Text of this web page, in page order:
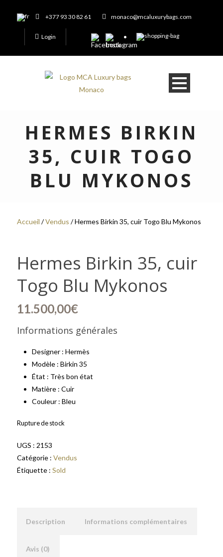
+377 93 30 82 61 monaco@mcaluxurybags.com
Login
HERMES BIRKIN
35, CUIR TOGO
BLU MYKONOS
Accueil /Vendus / Hermes Birkin 35, cuir Togo Blu Mykonos
Hermes Birkin 35, cuir
Togo Blu Mykonos
11.500,00€
Informations générales
Designer : Hermès
Modèle : Birkin 35
État : Très bon état
Matière : Cuir
Couleur : Bleu
Rupture de stock
UGS : 2153
Catégorie : Vendus
Étiquette : Sold
Description Informations complémentaires
Avis (0)